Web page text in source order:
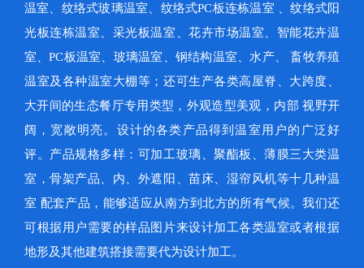
温室、纹络式玻璃温室、纹络式PC板连栋温室 、纹络式阳
光板连栋温室、采光板温室、花卉市场温室、智能花卉温
室、PC板温室、玻璃温室、钢结构温室、水产、 畜牧养殖
温室及各种温室大棚等；还可生产各类高屋脊、大跨度、
大开间的生态餐厅专用类型，外观造型美观，内部 视野开
阔，宽敞明亮。设计的各类产品得到温室用户的广泛好
评。产品规格多样：可加工玻璃、聚酯板、薄膜三大类温
室，骨架产品、内、外遮阳、苗床、湿帘风机等十几种温
室 配套产品，能够适应从南方到北方的所有气候。我们还
可根据用户需要的样品图片来设计加工各类温室或者根据
地形及其他建筑搭接需要代为设计加工。